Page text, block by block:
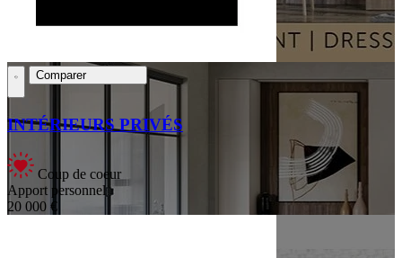
Comparer
INTÉRIEURS PRIVÉS
Coup de coeur
Apport personnel
20 000 €